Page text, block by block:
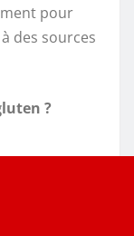
pour
des sources
?